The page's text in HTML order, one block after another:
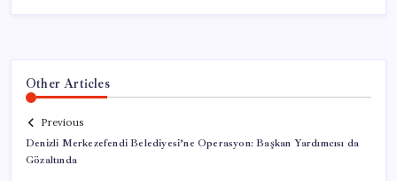
Other Articles
Previous
Denizli Merkezefendi Belediyesi’ne Operasyon: Başkan Yardımcısı da
Gözaltında